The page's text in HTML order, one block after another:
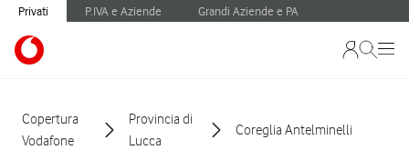
Privati P.IVA e Aziende Grandi Aziende e PA
Copertura
Vodafone
Provincia di
Lucca
Coreglia Antelminelli